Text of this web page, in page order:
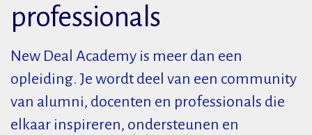
professionals
New Deal Academy is meer dan een
opleiding. Je wordt deel van een community
van alumni, docenten en professionals die
elkaar inspireren, ondersteunen en